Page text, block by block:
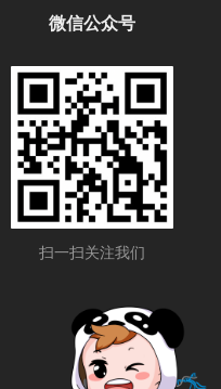
扫一扫关注我们
微信公众号